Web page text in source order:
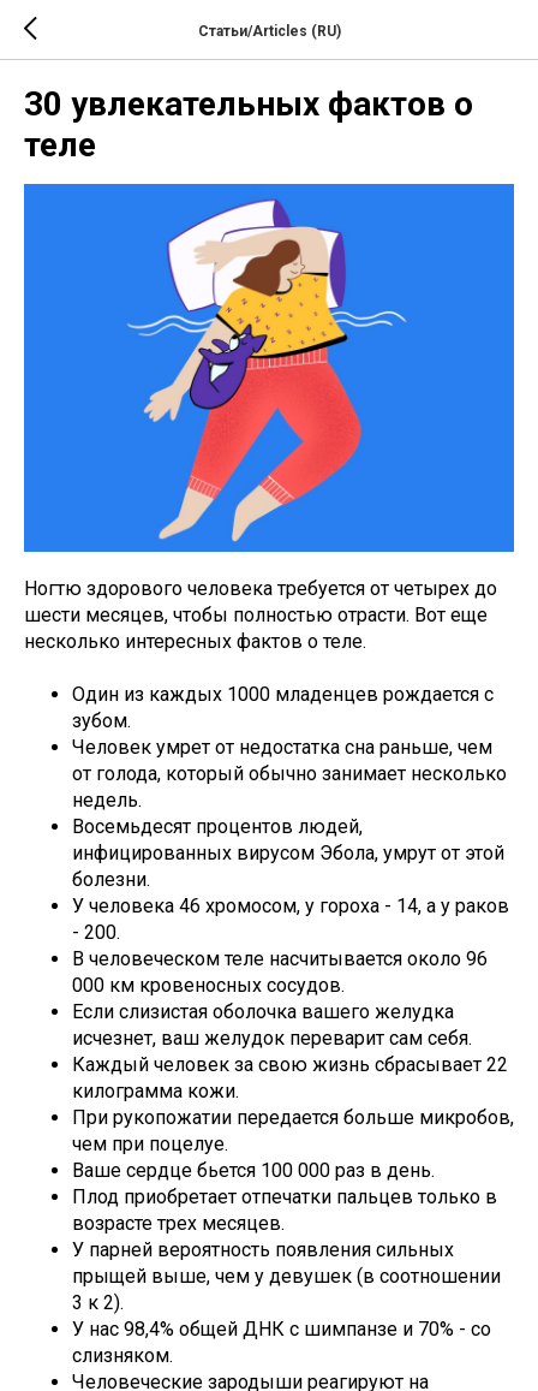
Статьи/Articles (RU)
30 увлекательных фактов о
теле
Ногтю здорового человека требуется от четырех до
шести месяцев, чтобы полностью отрасти. Вот еще
несколько интересных фактов о теле.
Один из каждых 1000 младенцев рождается с
зубом.
Человек умрет от недостатка сна раньше, чем
от голода, который обычно занимает несколько
недель.
Восемьдесят процентов людей,
инфицированных вирусом Эбола, умрут от этой
болезни.
У человека 46 хромосом, у гороха - 14, а у раков
- 200.
В человеческом теле насчитывается около 96
000 км кровеносных сосудов.
Если слизистая оболочка вашего желудка
исчезнет, ваш желудок переварит сам себя.
Каждый человек за свою жизнь сбрасывает 22
килограмма кожи.
При рукопожатии передается больше микробов,
чем при поцелуе.
Ваше сердце бьется 100 000 раз в день.
Плод приобретает отпечатки пальцев только в
возрасте трех месяцев.
У парней вероятность появления сильных
прыщей выше, чем у девушек (в соотношении
3 к 2).
У нас 98,4% общей ДНК с шимпанзе и 70% - со
слизняком.
Человеческие зародыши реагируют на